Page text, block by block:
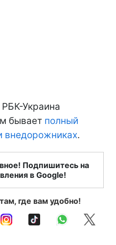
Украина
бывает полный
внедорожниках.
Подпишитесь на
в Google!
где вам удобно!